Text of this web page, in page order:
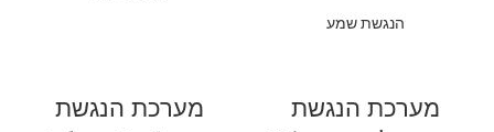
הנגשת שמע
מערכת הנגשת
מערכת הנגשת